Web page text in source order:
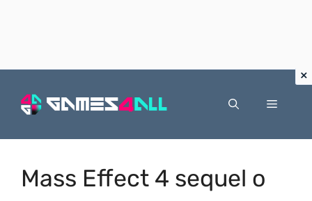
Menu
Mass Effect 4 sequel o